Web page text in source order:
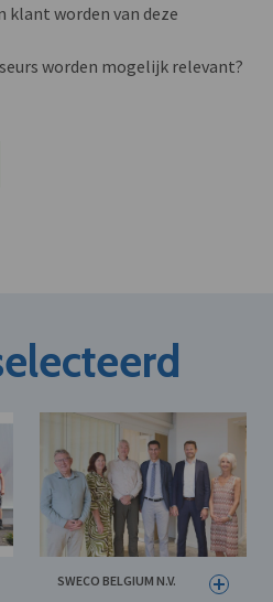
klant worden van deze
worden mogelijk relevant?
SWECO BELGIUM N.V.